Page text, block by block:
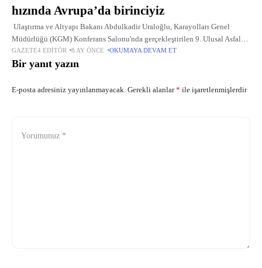
hızında Avrupa’da birinciyiz
Ulaştırma ve Altyapı Bakanı Abdulkadir Uraloğlu, Karayolları Genel
Müdürlüğü (KGM) Konferans Salonu'nda gerçekleştirilen 9. Ulusal Asfalt
Sempozyumu ve Sergisi'nde yaptığı konuşmada, etkinliğin "Hedef Net Sıfır
Emisyon: Sürdürülebilir ve Dirençli
GAZETE4 EDITÖR 8 AY ÖNCE OKUMAYA DEVAM ET
Bir yanıt yazın
E-posta adresiniz yayınlanmayacak. Gerekli alanlar* ile işaretlenmişlerdir